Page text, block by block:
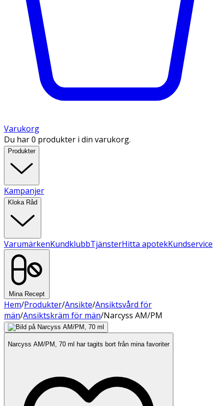
Varukorg
Du har 0 produkter i din varukorg.
Produkter
Kampanjer
Kloka Råd
VarumärkenKundklubbTjänsterHitta apotekKundservice
Mina Recept
Hem/Produkter/Ansikte/Ansiktsvård för
män/Ansiktskräm för män/Narcyss AM/PM
Narcyss AM/PM, 70 ml har tagits bort från mina favoriter